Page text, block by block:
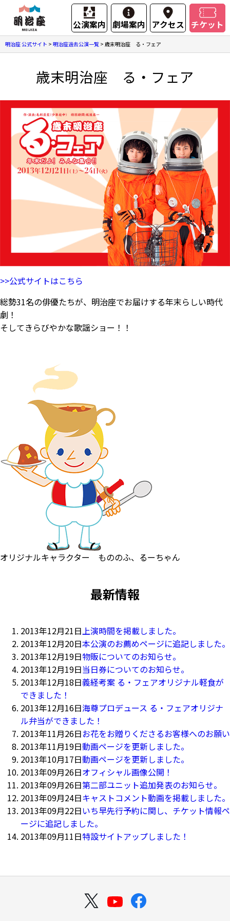
公演案内 劇場案内 アクセス チケット
明治座 公式サイト > 明治座過去公演一覧 > 歳末明治座 る・フェア
歳末明治座 る・フェア
>>公式サイトはこちら
総勢31名の俳優たちが、明治座でお届けする年末らしい時代
劇！
そしてきらびやかな歌謡ショー！！
オリジナルキャラクター もののふ、るーちゃん
最新情報
2013年12月21日上演時間を掲載しました。
2013年12月20日本公演のお薦めページに追記しました。
2013年12月19日物販についてのお知らせ。
2013年12月19日当日券についてのお知らせ。
2013年12月18日義経考案 る・フェアオリジナル軽食が
できました！
2013年12月16日海尊プロデュース る・フェアオリジナ
ル弁当ができました！
2013年11月26日お花をお贈りくださるお客様へのお願い
2013年11月19日動画ページを更新しました。
2013年10月17日動画ページを更新しました。
2013年09月26日オフィシャル画像公開！
2013年09月26日第二部ユニット追加発表のお知らせ。
2013年09月24日キャストコメント動画を掲載しました。
2013年09月22日いち早先行予約に関し、チケット情報ペ
ージに追記しました。
2013年09月11日特設サイトアップしました！